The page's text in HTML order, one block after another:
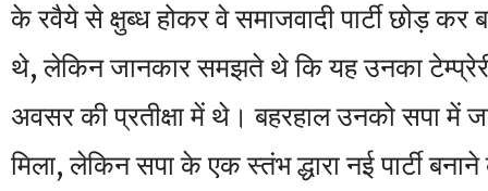
के रवैये से क्षुब्ध होकर वे समाजवादी पार्टी छोड़
थे, लेकिन जानकार समझते थे कि यह उनका
अवसर की प्रतीक्षा में थे। बहरहाल उनको सपा में
मिला, लेकिन सपा के एक स्तंभ द्धारा नई पार्टी